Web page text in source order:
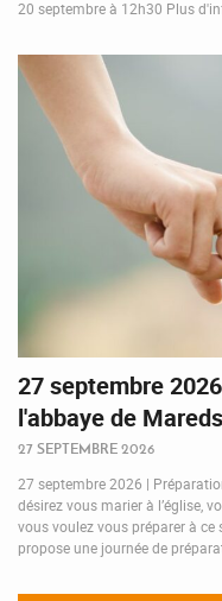
20 septembre à 12h30 Plus
27 septembre
l'abbaye de
27 SEPTEMBRE 2026
27 septembre 2026 |
désirez vous marier à l’église,
vous voulez vous préparer à ce
propose une journée de